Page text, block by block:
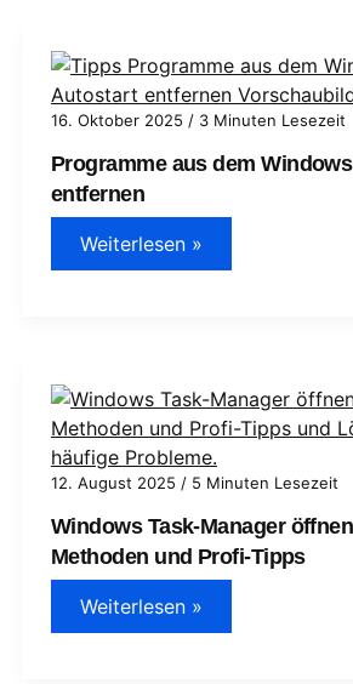
geht
´s
16. Oktober 2025 / 3 Minuten Lesezeit
Programme aus dem
entfernen
Programme
aus
dem
Weiterlesen »
12. August 2025 / 5 Minuten Lesezeit
Windows Task-Manager
Methoden und Profi-Tipps
Windows
Task-
Manager
Weiterlesen »